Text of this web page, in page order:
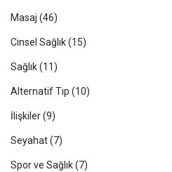
Masaj (46)
Cinsel Sağlık(15)
Sağlık(11)
Alternatif Tıp (10)
İlişkiler(9)
Seyahat(7)
Spor ve Sağlık(7)